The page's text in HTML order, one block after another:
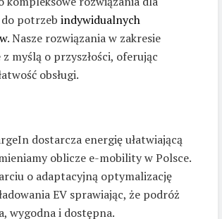
potrzeb indywidualnych
. Nasze rozwiązania w zakresie
myślą o przyszłości, oferując
obsługi.
dostarcza energię ułatwiającą
oblicze e-mobility w Polsce.
o adaptacyjną optymalizację
EV sprawiając, że podróż
wygodna i dostępna.